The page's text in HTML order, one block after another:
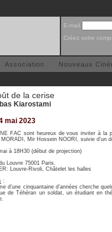
E-mail
Créez votre
Association Nouveaux
de la cerise
Kiarostami
mai 2023
FAC sont heureux de vous inviter à la
MORADI, Mir Hossein NOORI, suivie d’un
à 18H30 (début de projection)
Louvre 75001 Paris.
Louvre-Rivoli, Châtelet les halles
:
d’une cinquantaine d’années cherche
de Téhéran un soldat, un étudiant en